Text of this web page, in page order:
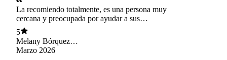
✨🙌🏼
La recomiendo totalmente, es una persona muy
cercana y preocupada por ayudar a sus
pacientes. Además de comprensiva y amable es
muy certera con sus planes alimenticios, me ha
ayudado a mi (diabetes,intolerancia al gluten y
reflujo esofágico) y a mi madre (diabetes y
5
Melany Bórquez
Lira
Marzo 2026